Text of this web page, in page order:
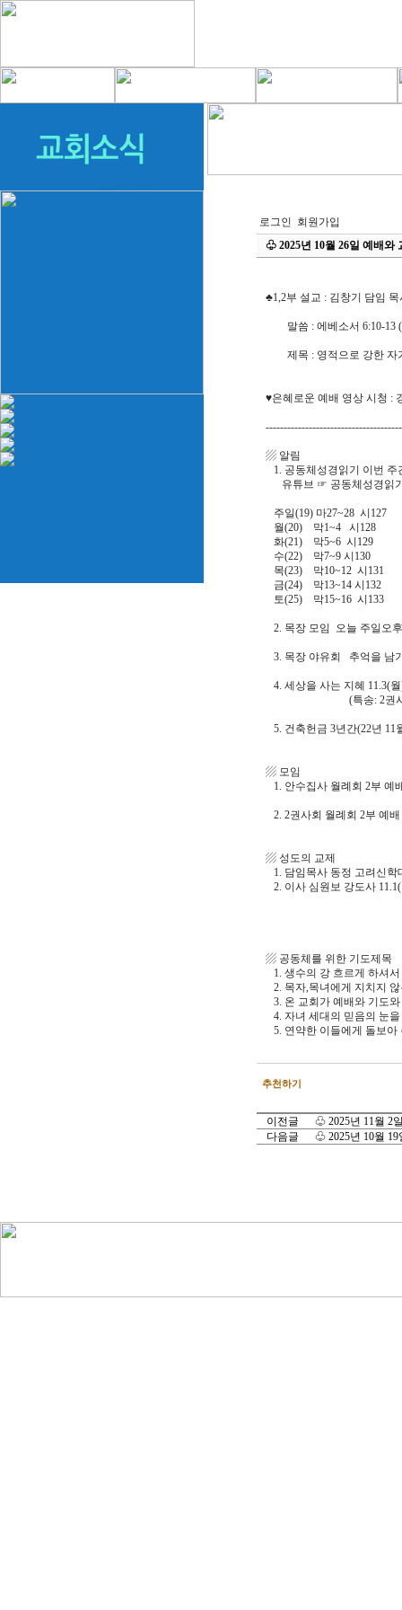
로그인 회원가입
♧ 2025년 10월 26일 예배와
♣1,2부 설교 : 김창기 담임 목
말씀 : 에베소서 6:10-13 (
제목 : 영적으로 강한 자
♥은혜로운 예배 영상 시청 :
▨ 알림
1. 공동체성경읽기 이번 주
유튜브 ☞ 공동체성경읽기
주일(19) 마27~28 시127
월(20) 막1~4 시128
화(21) 막5~6 시129
수(22) 막7~9 시130
목(23) 막10~12 시131
금(24) 막13~14 시132
토(25) 막15~16 시133
2. 목장 모임 오늘 주일오
3. 목장 야유회 추억을 남
4. 세상을 사는 지혜 11.3(
(특송: 2권사회_
5. 건축헌금 3년간(22년 11
▨ 모임
1. 안수집사 월례회 2부 예
2. 2권사회 월례회 2부 예
▨ 성도의 교제
1. 담임목사 동정 고려신학
2. 이사 심원보 강도사
▨ 공동체를 위한 기도제목
1. 생수의 강 흐르게 하셔
2. 목자,목녀에게 지치지
3. 온 교회가 예배와 기도
4. 자녀 세대의 믿음의 눈
5. 연약한 이들에게 돌보아
추천하기
이전글
♧ 2025년 11월 2
다음글
♧ 2025년 10월